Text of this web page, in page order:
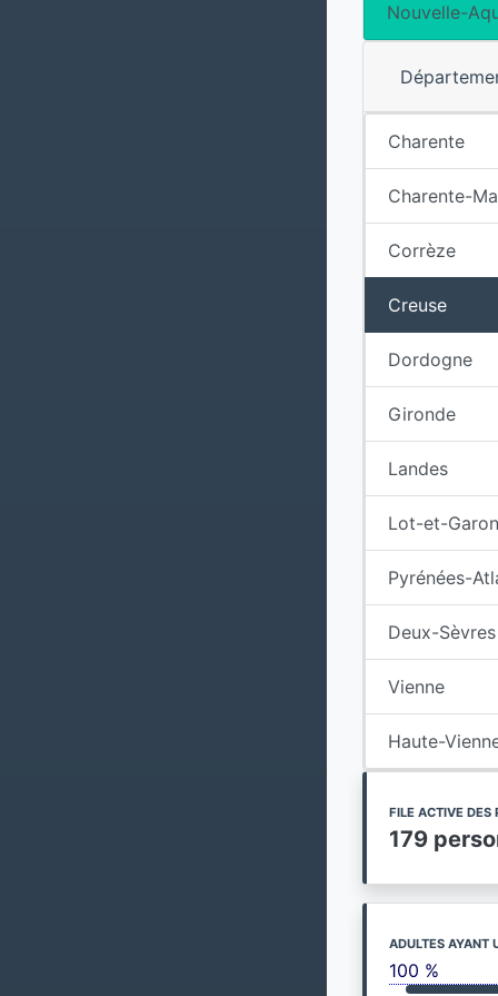
Nouvelle-
Charente
Charente-
Corrèze
Creuse
Dordogne
Gironde
Landes
Lot-et-
Pyrénées-
Deux-Sèvres
Vienne
Haute-
FILE ACTIVE DES
179
ADULTES AYANT
100 %